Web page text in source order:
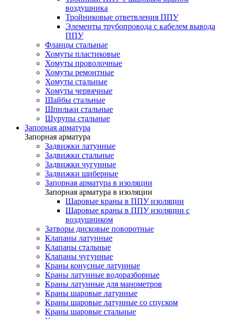
воздушника
Тройниковые ответвления ППУ
Элементы трубопровода с кабелем вывода
ППУ
Фланцы стальные
Хомуты пластиковые
Хомуты проволочные
Хомуты ремонтные
Хомуты стальные
Хомуты червячные
Шайбы стальные
Шпильки стальные
Шурупы стальные
Запорная арматура
Запорная арматура
Задвижки латунные
Задвижки стальные
Задвижки чугунные
Задвижки шиберные
Запорная арматура в изоляции
Запорная арматура в изоляции
Шаровые краны в ППУ изоляции
Шаровые краны в ППУ изоляции с
воздушником
Затворы дисковые поворотные
Клапаны латунные
Клапаны стальные
Клапаны чугунные
Краны конусные латунные
Краны латунные водоразборные
Краны латунные для манометров
Краны шаровые латунные
Краны шаровые латунные со спуском
Краны шаровые стальные